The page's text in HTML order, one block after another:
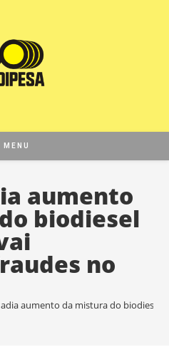
MENU
aumento
biodiesel
no
aumento da mistura do biodiesel